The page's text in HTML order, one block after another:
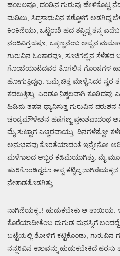
ಹಂಬಲವೂ, ದಂಡಿನ ಗುರುವು ಹೇಳಿಕೊಟ್ಟ
ಮಡಿಲು, ಸಿದ್ಧಸಾಧುವಿನ ಕಣ್ಣೊಳಗೆ ಅಡಗಿದ್ದ
ಕಿಂಕಿಣಿಯು, ಒಟ್ಟರಾಶಿ ಹದ ತಪ್ಪಿದ್ದ ತನ್ನ
ನಂದಿವಿಗ್ರಹವೂ, ಒಕ್ಕಣ್ಣನೆಂಬ ಅಪ್ಪನ
ಗುರುವಿನ ಓಂಕಾರವೂ, ಸೂಜಿಗಲ್ಲಿನ
ಗೊಂಬೆಯಾಟದವರ ತೊಗಲಿನ ಗೊಂಬೆಗಳ
ಹೋಗುತ್ತಿದ್ದವು. ಒಮ್ಮೆ ಚಿತ್ತ ಮೇಳೈಸಿದರೆ ಸ್ವರ
ಕದಲುತ್ತಿತ್ತು. ಎರಡೂ ನಿಶ್ಚಲವಾಗಿ ಕೂಡಿದವು
ಹಿಡಿದು ತಪವ ಧ್ಯಾನಿಸುತ್ತ ಗುರುವಿನ ದರುಶನ
ಚಂದ್ರಮೌಳೇಶನ ಹಣೆಗಣ್ಣ ಪ್ರಕಾಶವಾದಂಥ
ಮೈ ಸುಟ್ಟಾಗ ಎಚ್ಚರವಾಯ್ತು. ದಿನಗಳೆಷ್ಟೋ
ಅನುಭವವು ಕೊರತೆಯಾದಂತೆ ಇನ್ನೇನೋ
ಮಳೆಗಾಲದ ಅಬ್ಬರ ಕಡಿಮೆಯಾಗಿತ್ತು. ಮೈ
ಹುರಿಗೊಂಡಿದ್ದರೂ ಅಪ್ಪ ಕಟ್ಟಿದ್ದ
ನೇತಾಡತೊಡಗಿತ್ತು.
ನಾಗಿಣಿಯಕ್ಕ..! ಹುಡುಕಬೇಕು ಆ ತಾಯಿಯ.
ಕೊರೆಯಾದೀತೆಂಬ ದುಗುಡ ಮನಸ್ಸಿಗೆ ಬಂದದ್ದೆ
ಬಟ್ಟೆಯಲ್ಲಿ ತೋಳಿಗೆ ಕಟ್ಟಿಕೊಂಡು, ಗುರುವಿನ
ನನ್ನರಿವಿನ ಕಾಲವನ್ನು ಹುಡುಕಬೇಕಿದೆ ಹರಸು